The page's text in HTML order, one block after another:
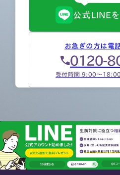
公式LINE
お急ぎの方は電
0120-
受付時間 9:00～